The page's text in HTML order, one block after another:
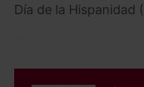
Día de la Hispanidad